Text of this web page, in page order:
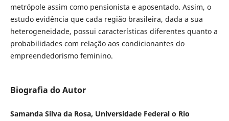
metrópole assim como pensionista e aposentado. Assim, o
estudo evidência que cada região brasileira, dada a sua
heterogeneidade, possui características diferentes quanto a
probabilidades com relação aos condicionantes do
empreendedorismo feminino.
Biografia do Autor
Samanda Silva da Rosa, Universidade Federal o Rio